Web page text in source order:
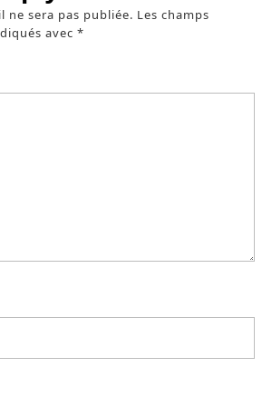
ne sera pas publiée. Les champs
avec *